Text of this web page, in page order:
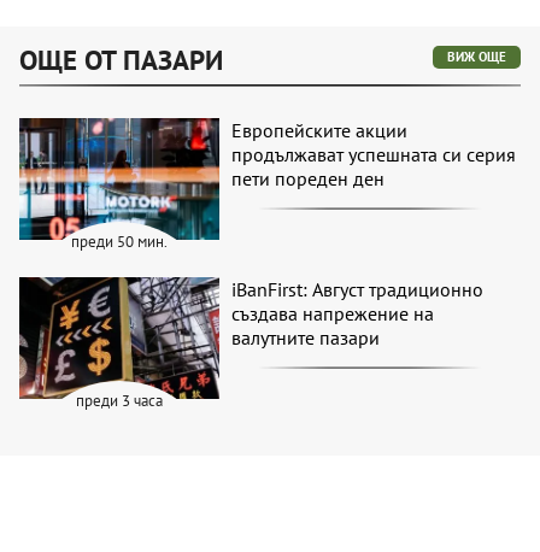
ОЩЕ ОТ ПАЗАРИ ВИЖ ОЩЕ
преди 50 мин.
Европейските акции
продължават успешната си серия
пети пореден ден
преди 3 часа
iBanFirst: Август традиционно
създава напрежение на
валутните пазари